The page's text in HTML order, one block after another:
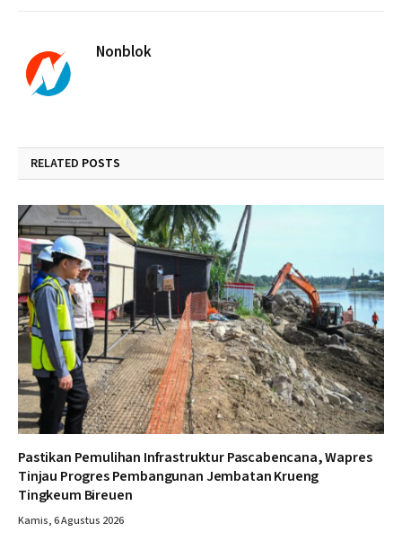
Nonblok
RELATED POSTS
Pastikan Pemulihan Infrastruktur Pascabencana, Wapres
Tinjau Progres Pembangunan Jembatan Krueng
Tingkeum Bireuen
Kamis, 6 Agustus 2026